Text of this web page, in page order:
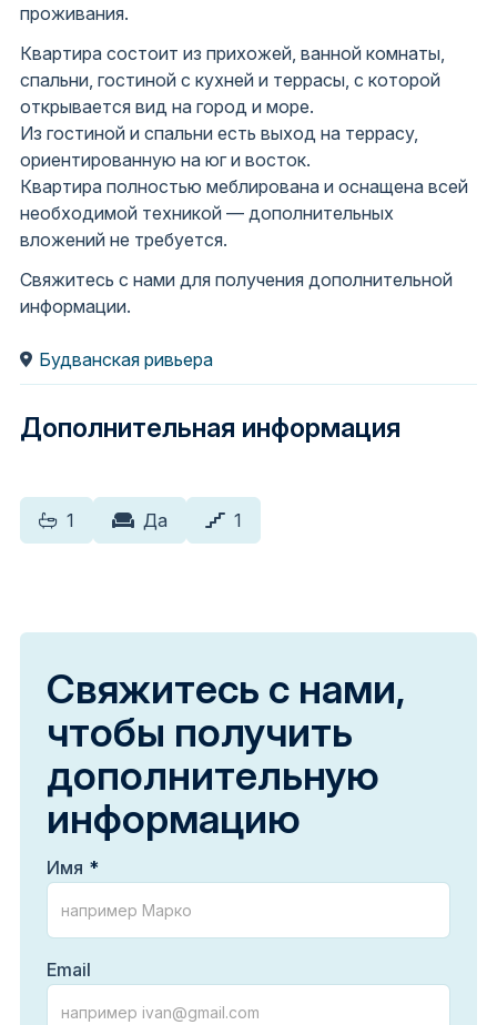
проживания.
Квартира состоит из прихожей, ванной комнаты,
спальни, гостиной с кухней и террасы, с которой
открывается вид на город и море.
Из гостиной и спальни есть выход на террасу,
ориентированную на юг и восток.
Квартира полностью меблирована и оснащена всей
необходимой техникой — дополнительных
вложений не требуется.
Свяжитесь с нами для получения дополнительной
информации.
Будванская ривьера
Дополнительная информация
1 Да 1
Свяжитесь с нами,
чтобы получить
дополнительную
информацию
Имя
Email